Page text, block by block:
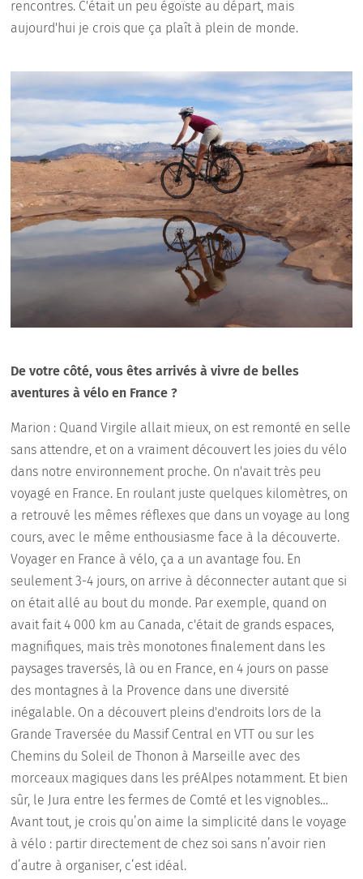
rencontres. C'était un peu égoïste au départ, mais
aujourd'hui je crois que ça plaît à plein de monde.
De votre côté, vous êtes arrivés à vivre de belles
aventures à vélo en France ?
Marion : Quand Virgile allait mieux, on est remonté en selle
sans attendre, et on a vraiment découvert les joies du vélo
dans notre environnement proche. On n'avait très peu
voyagé en France. En roulant juste quelques kilomètres, on
a retrouvé les mêmes réflexes que dans un voyage au long
cours, avec le même enthousiasme face à la découverte.
Voyager en France à vélo, ça a un avantage fou. En
seulement 3-4 jours, on arrive à déconnecter autant que si
on était allé au bout du monde. Par exemple, quand on
avait fait 4 000 km au Canada, c'était de grands espaces,
magnifiques, mais très monotones finalement dans les
paysages traversés, là ou en France, en 4 jours on passe
des montagnes à la Provence dans une diversité
inégalable. On a découvert pleins d'endroits lors de la
Grande Traversée du Massif Central en VTT ou sur les
Chemins du Soleil de Thonon à Marseille avec des
morceaux magiques dans les préAlpes notamment. Et bien
sûr, le Jura entre les fermes de Comté et les vignobles…
Avant tout, je crois qu’on aime la simplicité dans le voyage
à vélo : partir directement de chez soi sans n’avoir rien
d’autre à organiser, c’est idéal.